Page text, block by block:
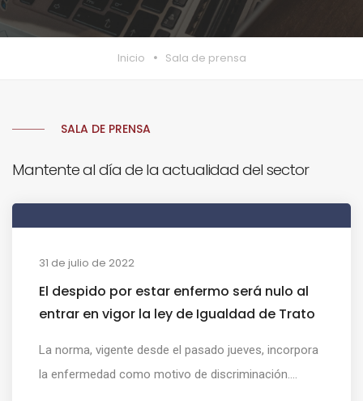
Inicio Sala de prensa
SALA DE PRENSA
Mantente al día de la actualidad del sector
31 de julio de 2022
El despido por estar enfermo será nulo al
entrar en vigor la ley de Igualdad de Trato
La norma, vigente desde el pasado jueves, incorpora
la enfermedad como motivo de discriminación....